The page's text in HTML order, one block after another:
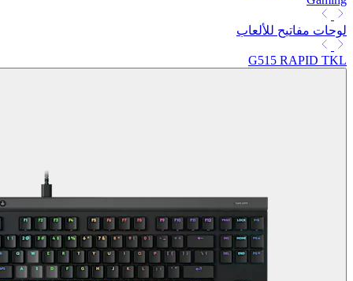
لوحات مفاتيح للألعاب
G515 RAPID TKL